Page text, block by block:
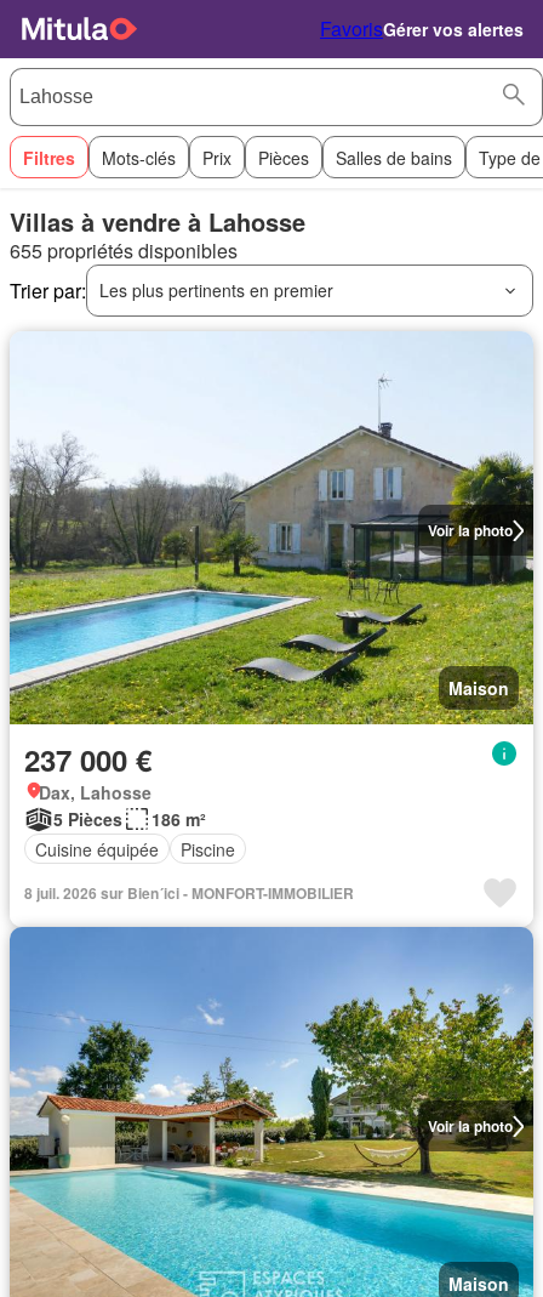
FavorisGérer vos alertes
Filtres Mots-clés Prix Pièces Salles de bains Type
Villas à vendre à Lahosse
655 propriétés disponibles
Trier par:
Les plus pertinents en premier
Voir la photo
Maison
237 000 €
Dax, Lahosse
5 Pièces
186 m²
Cuisine équipée
Piscine
8 juil. 2026 sur Bien´ici - MONFORT-IMMOBILIER
Voir la photo
Maison